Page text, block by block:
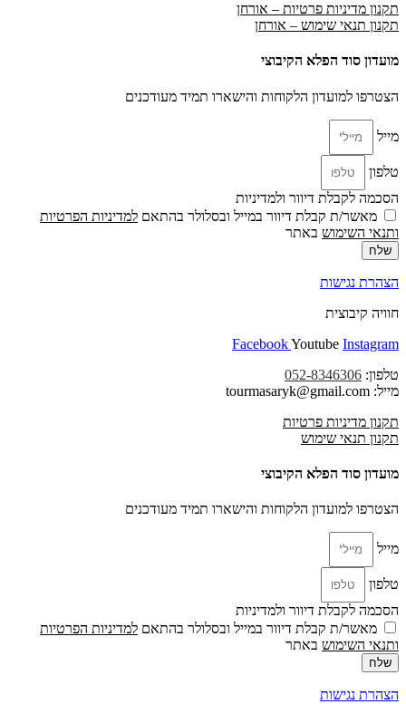
תקנון מדיניות פרטיות – אורחן
תקנון תנאי שימוש – אורחן
מועדון סוד הפלא הקיבוצי
הצטרפו למועדון הלקוחות והישארו תמיד מעודכנים
מייל
טלפון
הסכמה לקבלת דיוור ולמדיניות
מאשר/ת קבלת דיוור במייל ובסלולר בהתאם למדיניות הפרטיות
ותנאי השימוש באתר
שלח
הצהרת נגישות
חוויה קיבוצית
FacebookYoutube Instagram
טלפון: 052-8346306
מייל: tourmasaryk@gmail.com
תקנון מדיניות פרטיות
תקנון תנאי שימוש
מועדון סוד הפלא הקיבוצי
הצטרפו למועדון הלקוחות והישארו תמיד מעודכנים
מייל
טלפון
הסכמה לקבלת דיוור ולמדיניות
מאשר/ת קבלת דיוור במייל ובסלולר בהתאם למדיניות הפרטיות
ותנאי השימוש באתר
שלח
הצהרת נגישות